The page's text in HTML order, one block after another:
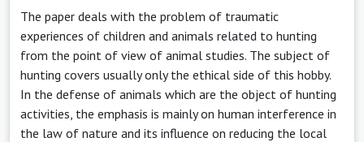
The paper deals with the problem of traumatic
experiences of children and animals related to hunting
from the point of view of animal studies. The subject of
hunting covers usually only the ethical side of this hobby.
In the defense of animals which are the object of hunting
activities, the emphasis is mainly on human interference in
the law of nature and its influence on reducing the local